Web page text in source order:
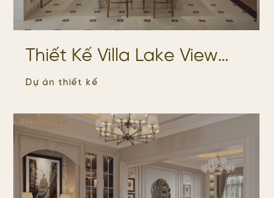
Thiết Kế Villa Lake View
Quận 2 – Vẻ Đẹp Tân Cổ
Không Gian Sống Đẳng
Cấp
Dự án thiết kế